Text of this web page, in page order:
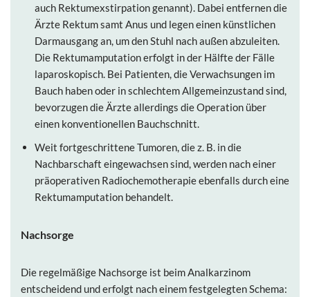
auch Rektumexstirpation genannt). Dabei entfernen die
Ärzte Rektum samt Anus und legen einen künstlichen
Darmausgang an, um den Stuhl nach außen abzuleiten.
Die Rektumamputation erfolgt in der Hälfte der Fälle
laparoskopisch. Bei Patienten, die Verwachsungen im
Bauch haben oder in schlechtem Allgemeinzustand sind,
bevorzugen die Ärzte allerdings die Operation über
einen konventionellen Bauchschnitt.
Weit fortgeschrittene Tumoren, die z. B. in die
Nachbarschaft eingewachsen sind, werden nach einer
präoperativen Radiochemotherapie ebenfalls durch eine
Rektumamputation behandelt.
Nachsorge
Die regelmäßige Nachsorge ist beim Analkarzinom
entscheidend und erfolgt nach einem festgelegten Schema: